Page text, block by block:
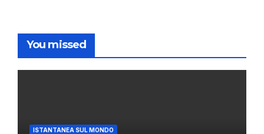
You missed
ISTANTANEA SUL MONDO